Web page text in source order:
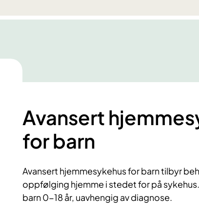
Avansert
for barn
Avansert hjemmesykehus for barn tilbyr
oppfølging hjemme i stedet for på
barn 0-18 år, uavhengig av diagnose.